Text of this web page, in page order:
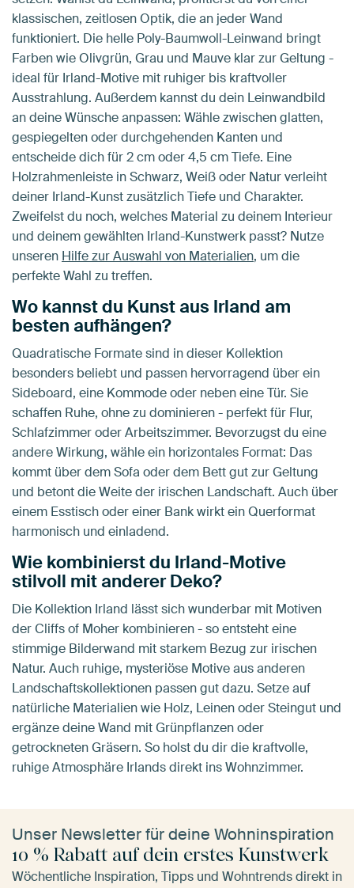
klassischen, zeitlosen Optik, die an jeder Wand
funktioniert. Die helle Poly-Baumwoll-Leinwand bringt
Farben wie Olivgrün, Grau und Mauve klar zur Geltung -
ideal für Irland-Motive mit ruhiger bis kraftvoller
Ausstrahlung. Außerdem kannst du dein Leinwandbild
an deine Wünsche anpassen: Wähle zwischen glatten,
gespiegelten oder durchgehenden Kanten und
entscheide dich für 2 cm oder 4,5 cm Tiefe. Eine
Holzrahmenleiste in Schwarz, Weiß oder Natur verleiht
deiner Irland-Kunst zusätzlich Tiefe und Charakter.
Zweifelst du noch, welches Material zu deinem Interieur
und deinem gewählten Irland-Kunstwerk passt? Nutze
unseren Hilfe zur Auswahl von Materialien, um die
perfekte Wahl zu treffen.
Wo kannst du Kunst aus Irland am
besten aufhängen?
Quadratische Formate sind in dieser Kollektion
besonders beliebt und passen hervorragend über ein
Sideboard, eine Kommode oder neben eine Tür. Sie
schaffen Ruhe, ohne zu dominieren - perfekt für Flur,
Schlafzimmer oder Arbeitszimmer. Bevorzugst du eine
andere Wirkung, wähle ein horizontales Format: Das
kommt über dem Sofa oder dem Bett gut zur Geltung
und betont die Weite der irischen Landschaft. Auch über
einem Esstisch oder einer Bank wirkt ein Querformat
harmonisch und einladend.
Wie kombinierst du Irland-Motive
stilvoll mit anderer Deko?
Die Kollektion Irland lässt sich wunderbar mit Motiven
der Cliffs of Moher kombinieren - so entsteht eine
stimmige Bilderwand mit starkem Bezug zur irischen
Natur. Auch ruhige, mysteriöse Motive aus anderen
Landschaftskollektionen passen gut dazu. Setze auf
natürliche Materialien wie Holz, Leinen oder Steingut und
ergänze deine Wand mit Grünpflanzen oder
getrockneten Gräsern. So holst du dir die kraftvolle,
ruhige Atmosphäre Irlands direkt ins Wohnzimmer.
Unser Newsletter für deine Wohninspiration
10 % Rabatt auf dein erstes Kunstwerk
Wöchentliche Inspiration, Tipps und Wohntrends direkt in